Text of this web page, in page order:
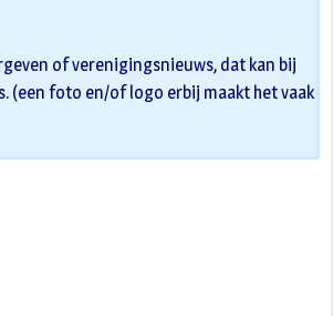
of verenigingsnieuws, dat kan bij
(een foto en/of logo erbij maakt het vaak